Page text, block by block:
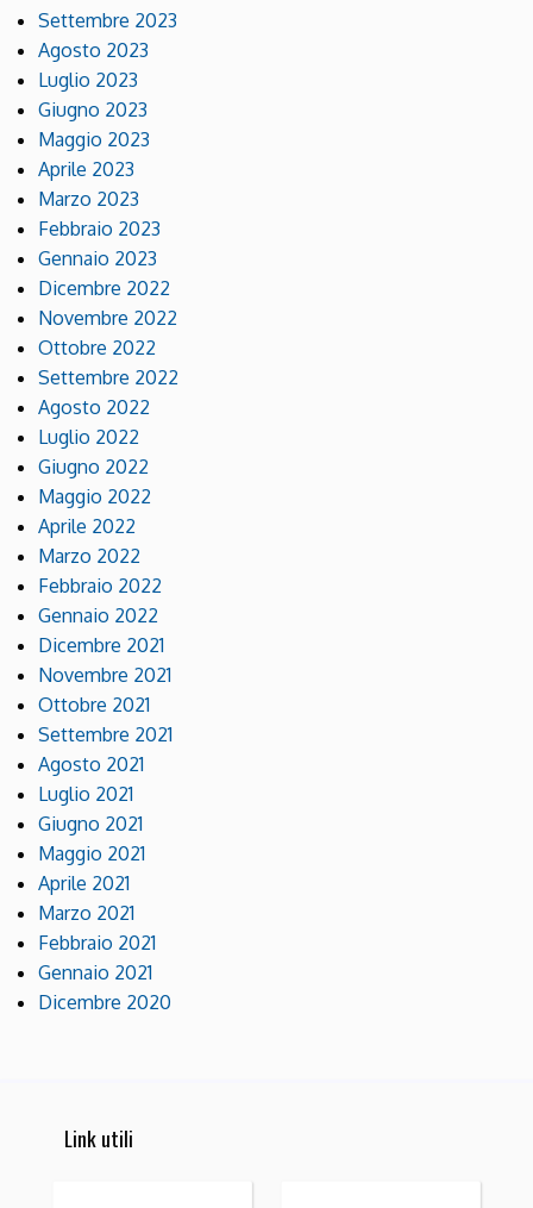
Settembre 2023
Agosto 2023
Luglio 2023
Giugno 2023
Maggio 2023
Aprile 2023
Marzo 2023
Febbraio 2023
Gennaio 2023
Dicembre 2022
Novembre 2022
Ottobre 2022
Settembre 2022
Agosto 2022
Luglio 2022
Giugno 2022
Maggio 2022
Aprile 2022
Marzo 2022
Febbraio 2022
Gennaio 2022
Dicembre 2021
Novembre 2021
Ottobre 2021
Settembre 2021
Agosto 2021
Luglio 2021
Giugno 2021
Maggio 2021
Aprile 2021
Marzo 2021
Febbraio 2021
Gennaio 2021
Dicembre 2020
Link utili